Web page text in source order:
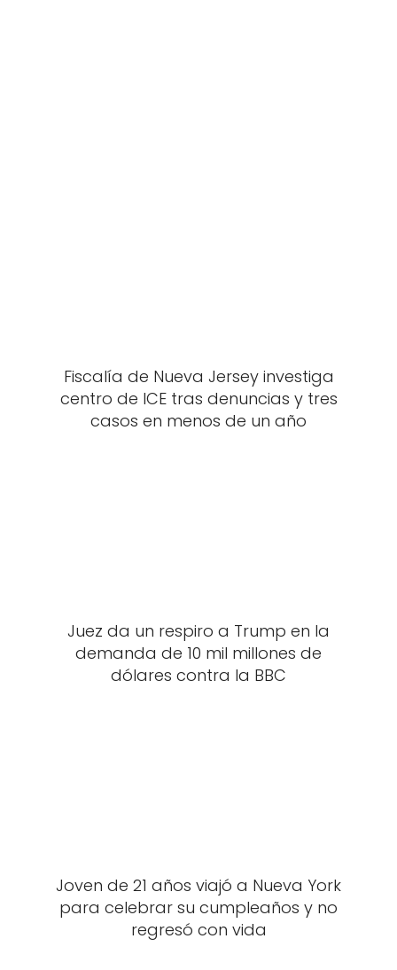
Fiscalía de Nueva Jersey investiga
centro de ICE tras denuncias y tres
casos en menos de un año
Juez da un respiro a Trump en la
demanda de 10 mil millones de
dólares contra la BBC
Joven de 21 años viajó a Nueva York
para celebrar su cumpleaños y no
regresó con vida